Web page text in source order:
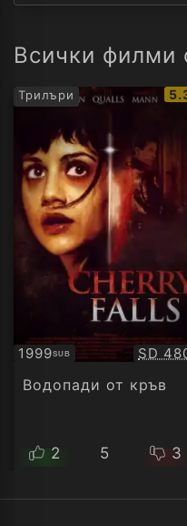
Всички филми
Трилъри
1999SUB
Субтитри SD
Водопади от кръв
2 5 3